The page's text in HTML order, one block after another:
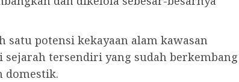
satu potensi kekayaan alam kawasan
tersendiri yang sudah berkembang
domestik.